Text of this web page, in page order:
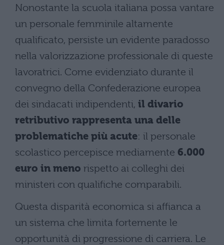
Nonostante la scuola italiana possa vantare
un personale femminile altamente
qualificato, persiste un evidente paradosso
nella valorizzazione professionale di queste
lavoratrici. Come evidenziato durante il
convegno della Confederazione europea
dei sindacati indipendenti, il divario
retributivo rappresenta una delle
problematiche più acute: il personale
scolastico percepisce mediamente 6.000
euro in meno rispetto ai colleghi dei
ministeri con qualifiche comparabili.
Questa disparità economica si affianca a
un sistema che limita fortemente le
opportunità di progressione di carriera. Le